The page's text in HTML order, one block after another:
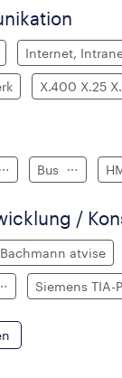
Internet,
X.400 X.25
Bus
/
Bachmann atvise
Siemens TIA-